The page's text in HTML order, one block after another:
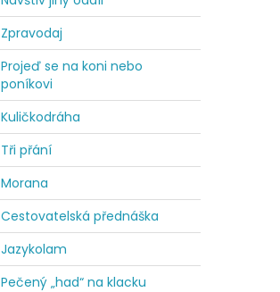
Zpravodaj
Projeď se na koni nebo
poníkovi
Kuličkodráha
Tři přání
Morana
Cestovatelská přednáška
Jazykolam
Pečený „had“ na klacku